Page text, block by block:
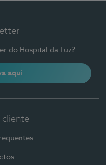
do Hospital da Luz?
aqui
cliente